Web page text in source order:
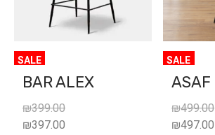
SALE
ASAF
₪499.00
₪497.00
SALE
BAR ALEX
₪399.00
₪397.00